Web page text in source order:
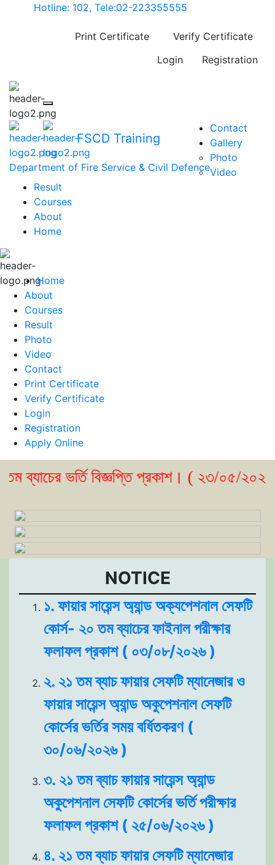
Hotline: 102, Tele:02-223355555
Print Certificate
Verify Certificate
Login
Registration
FSCD Training
Department of Fire Service & Civil Defence
Contact
Gallery
Photo
Video
Result
Courses
About
Home
Home
About
Courses
Result
Photo
Video
Contact
Print Certificate
Verify Certificate
Login
Registration
Apply Online
ভর্তি বিজ্ঞপ্তি প্রকাশ। ( ২৩/০৫/২০২৬ )
NOTICE
১. ফায়ার সায়েন্স অ্যান্ড অক্যপেশনাল সেফটি
কোর্স- ২০ তম ব্যাচের ফাইনাল পরীক্ষার
ফলাফল প্রকাশ ( ০৩/০৮/২০২৬ )
২. ২১ তম ব্যাচ ফায়ার সেফটি ম্যানেজার ও
ফায়ার সায়েন্স অ্যান্ড অকুপেশনাল সেফটি
কোর্সের ভর্তির সময় বর্ধিতকরণ (
৩০/০৬/২০২৬ )
৩. ২১ তম ব্যাচ ফায়ার সায়েন্স অ্যান্ড
অকুপেশনাল সেফটি কোর্সের ভর্তি পরীক্ষার
ফলাফল প্রকাশ ( ২৫/০৬/২০২৬ )
৪. ২১ তম ব্যাচ ফায়ার সেফটি ম্যানেজার